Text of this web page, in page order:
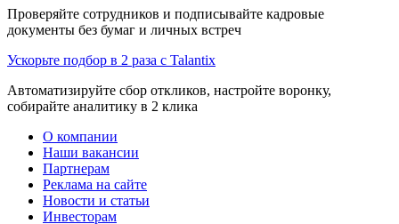
Проверяйте сотрудников и подписывайте кадровые
документы без бумаг и личных встреч
Ускорьте подбор в 2 раза с Talantix
Автоматизируйте сбор откликов, настройте воронку,
собирайте аналитику в 2 клика
О компании
Наши вакансии
Партнерам
Реклама на сайте
Новости и статьи
Инвесторам